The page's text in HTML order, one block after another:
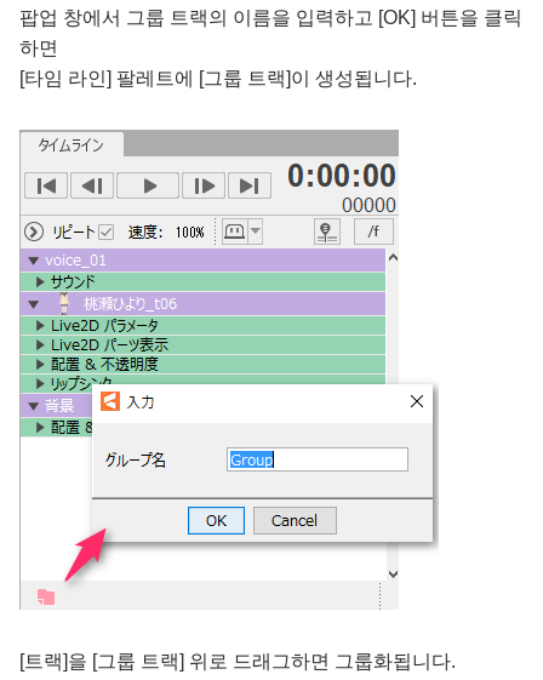
팝업 창에서 그룹 트랙의 이름을 입력하고 [OK] 버튼을 클릭
하면
[타임 라인] 팔레트에 [그룹 트랙]이 생성됩니다.
[트랙]을 [그룹 트랙] 위로 드래그하면 그룹화됩니다.